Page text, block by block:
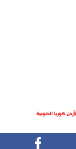
,كوريا الجنوبية